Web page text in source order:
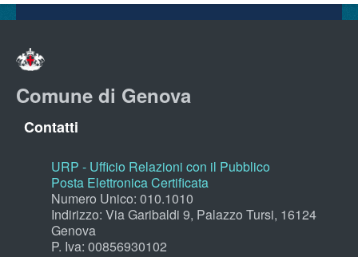
Comune di Genova
Contatti
URP - Ufficio Relazioni con il Pubblico
Posta Elettronica Certificata
Numero Unico: 010.1010
Indirizzo: Via Garibaldi 9, Palazzo Tursi, 16124
Genova
P. Iva: 00856930102